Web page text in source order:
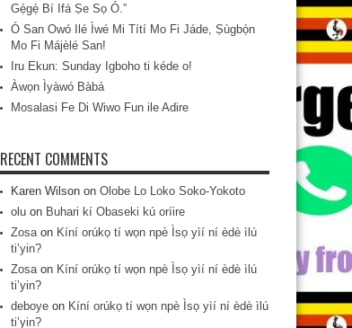
Gẹ́gẹ́ Bí Ifá Ṣe Sọ Ó.”
Ó San Owó Ilé Ìwé Mi Títí Mo Fi Jáde, Ṣùgbọ́n
Mo Fi Májèlé San!
Iru Ekun: Sunday Igboho ti kéde o!
Àwọn Ìyàwó Bàbá
Mosalasi Fe Di Wiwo Fun ile Adire
RECENT COMMENTS
Karen Wilson on Olobe Lo Loko Soko-Yokoto
olu on Buhari kí Obaseki kú oríire
Zosaon Kíní orúkọ tí wọn npè Ìsọ yìí ní èdè ìlú
ti’yin?
Zosaon Kíní orúkọ tí wọn npè Ìsọ yìí ní èdè ìlú
ti’yin?
deboye on Kíní orúkọ tí wọn npè Ìsọ yìí ní èdè ìlú
ti’yin?